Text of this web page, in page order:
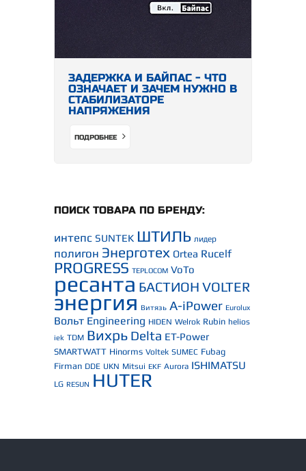
ЗАДЕРЖКА И БАЙПАС - ЧТО
ОЗНАЧАЕТ И ЗАЧЕМ НУЖНО В
СТАБИЛИЗАТОРЕ
НАПРЯЖЕНИЯ
ПОДРОБНЕЕ
ПОИСК ТОВАРА ПО БРЕНДУ:
интепс SUNTEK ШТИЛЬ лидер
полигон Энерготех Ortea Rucelf
PROGRESS TEPLOCOM VoTo
ресанта БАСТИОН VOLTER
энергия Витязь A-iPower Eurolux
Вольт Engineering HIDEN Welrok Rubin helios
iek TDM Вихрь Delta ET-Power
SMARTWATT Hinorms Voltek SUMEC Fubag
Firman DDE UKN Mitsui EKF Aurora ISHIMATSU
LG RESUN HUTER